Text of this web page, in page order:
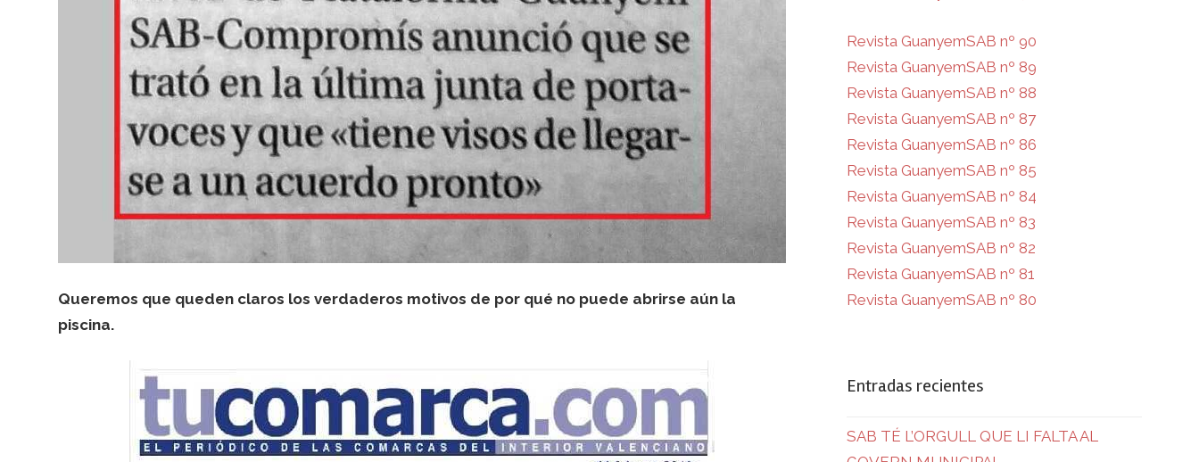
Queremos que queden claros los verdaderos motivos de por qué no puede abrirse aún la
piscina.
Revista GuanyemSAB nº 90
Revista GuanyemSAB nº 89
Revista GuanyemSAB nº 88
Revista GuanyemSAB nº 87
Revista GuanyemSAB nº 86
Revista GuanyemSAB nº 85
Revista GuanyemSAB nº 84
Revista GuanyemSAB nº 83
Revista GuanyemSAB nº 82
Revista GuanyemSAB nº 81
Revista GuanyemSAB nº 80
Entradas recientes
SAB TÉ L’ORGULL QUE LI FALTA AL